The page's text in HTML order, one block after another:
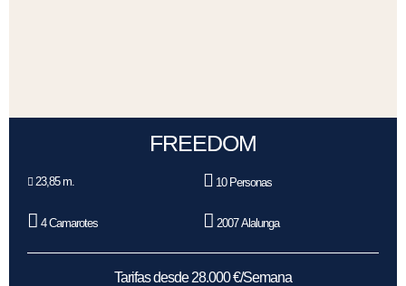
FREEDOM
23,85 m. 10 Personas
4 Camarotes 2007 Alalunga
Tarifas desde 28.000 €/Semana